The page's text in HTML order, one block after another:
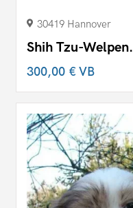
30419 Hannover
Shih Tzu-Welpen.
300,00 €VB